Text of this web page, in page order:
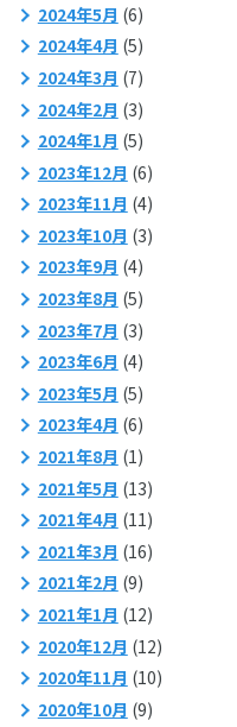
2024年5月 (6)
2024年4月 (5)
2024年3月 (7)
2024年2月 (3)
2024年1月 (5)
2023年12月 (6)
2023年11月 (4)
2023年10月 (3)
2023年9月 (4)
2023年8月 (5)
2023年7月 (3)
2023年6月 (4)
2023年5月 (5)
2023年4月 (6)
2021年8月 (1)
2021年5月 (13)
2021年4月 (11)
2021年3月 (16)
2021年2月 (9)
2021年1月 (12)
2020年12月 (12)
2020年11月 (10)
2020年10月 (9)